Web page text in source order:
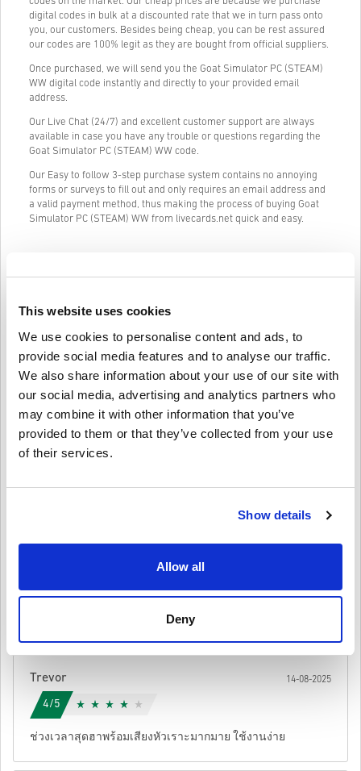
This website uses cookies
We use cookies to personalise content and ads, to
provide social media features and to analyse our traffic.
We also share information about your use of our site with
our social media, advertising and analytics partners who
may combine it with other information that you’ve
provided to them or that they’ve collected from your use
of their services.
Show details
Allow all
Deny
digital codes in bulk at a discounted rate that we in turn pass onto
you, our customers. Besides being cheap, you can be rest assured
our codes are 100% legit as they are bought from official suppliers.
Once purchased, we will send you the Goat Simulator PC (STEAM)
WW digital code instantly and directly to your provided email
address.
Our Live Chat (24/7) and excellent customer support are always
available in case you have any trouble or questions regarding the
Goat Simulator PC (STEAM) WW code.
Our Easy to follow 3-step purchase system contains no annoying
forms or surveys to fill out and only requires an email address and
a valid payment method, thus making the process of buying Goat
Simulator PC (STEAM) WW from livecards.net quick and easy.
วิธีใช้งานบน Livecards.net
ใหม่กับ Livecards.net ใช่ไหม? การซื้อโค้ดดิจิทัลนั้นรวดเร็วและง่าย
ดูคู่มือสั้น ๆ ด้านบน หรือทำตามขั้นตอนด้านล่าง 👇
• เลือกสินค้า
• ดำเนินการสั่งซื้อให้เสร็จ
ของคุณ
คำปฏิเสธ
สินค้าพรีออเดอร์จ
ะถูกจัดส่งก่อนหรือในวันวางจำหน่ายที่
ระบุไว้ในขณะที่สินค้าในสต็อกจะถูกจัดส่งทันทีเพื่อรอการ
การซื้อที่ถือเป็นการใช้งานเชิงพาณิชย์จะไม่ได้รับการ
ยอมรับ.
คุณกำลังซื้อผลิตภัณฑ์ดิจิทัลเท่านั้น.
สำหรับข้อมูลเพิ่มเติมโปรดดู
โค้ดที่ดาวน์โหลดได้เหล่านี้ผลิตโดยผู้พัฒนาเกมดังนั้นจึง
รหัสเหล่านี้ไม่มีวันหมดอายุ.
เนื้อหาที่ดาวน์โหลดได้หรือผลิตภัณฑ์ DLC - คุณต้องมีเกม
สำหรับบางผลิตภัณฑ์ คุณอาจจะได้รับรหัสมากกว่าหนึ่งรหัส
เขียนความคิดเห็น 4.2/5 10 รีวิว
ให้คะแนนเป็นดาว:
Finn
3/5
งานได้ อย่างไรก็ตามฝ่ายสนับสนุนช่วยเหลือดีมาก!
Trevor 14-08-2025
4/5
ช่วงเวลาสุดฮาพร้อมเสียงหัวเราะมากมาย ใช้งานง่าย